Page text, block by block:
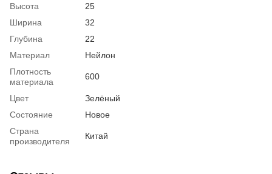
Высота
25
Ширина
32
Глубина
22
Материал
Нейлон
Плотность
материала
600
Цвет
Зелёный
Состояние
Новое
Страна
производителя
Китай